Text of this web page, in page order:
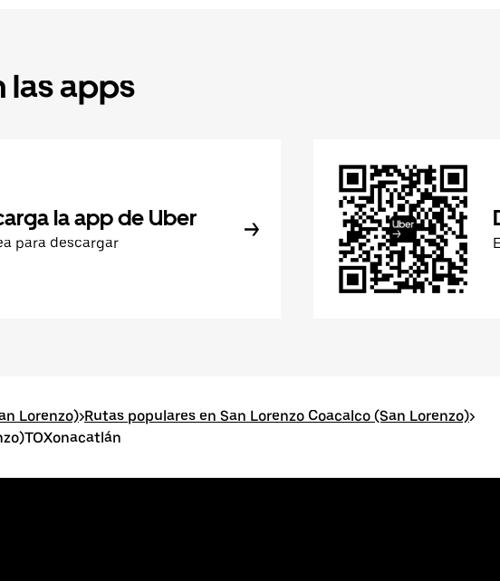
las apps
la app de Uber
para descargar
Lorenzo)>Rutas populares en San Lorenzo Coacalco (San Lorenzo)>